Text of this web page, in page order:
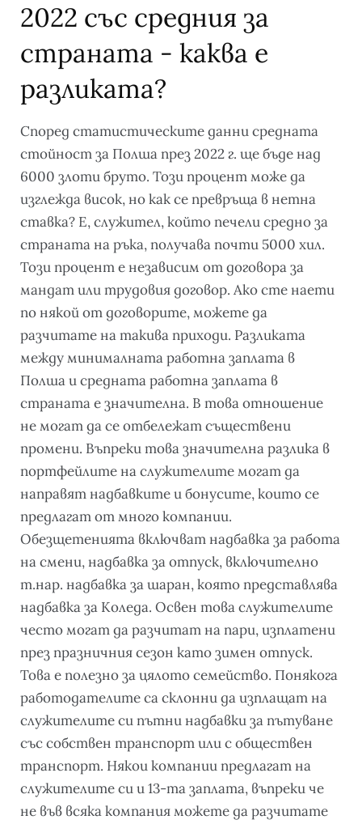
2022 със средния за
страната - каква е
разликата?
Според статистическите данни средната
стойност за Полша през 2022 г. ще бъде над
6000 злоти бруто. Този процент може да
изглежда висок, но как се превръща в нетна
ставка? Е, служител, който печели средно за
страната на ръка, получава почти 5000 хил.
Този процент е независим от договора за
мандат или трудовия договор. Ако сте наети
по някой от договорите, можете да
разчитате на такива приходи. Разликата
между минималната работна заплата в
Полша и средната работна заплата в
страната е значителна. В това отношение
не могат да се отбележат съществени
промени. Въпреки това значителна разлика в
портфейлите на служителите могат да
направят надбавките и бонусите, които се
предлагат от много компании.
Обезщетенията включват надбавка за работа
на смени, надбавка за отпуск, включително
т.нар. надбавка за шаран, която представлява
надбавка за Коледа. Освен това служителите
често могат да разчитат на пари, изплатени
през празничния сезон като зимен отпуск.
Това е полезно за цялото семейство. Понякога
работодателите са склонни да изплащат на
служителите си пътни надбавки за пътуване
със собствен транспорт или с обществен
транспорт. Някои компании предлагат на
служителите си и 13-та заплата, въпреки че
не във всяка компания можете да разчитате